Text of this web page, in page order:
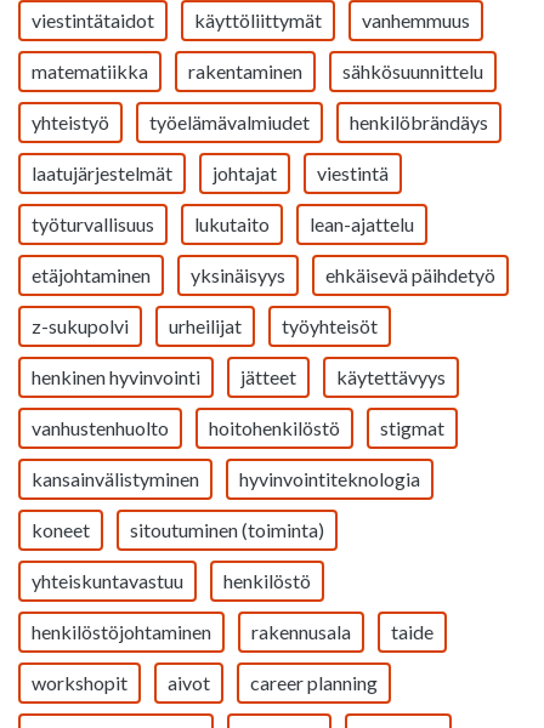
viestintätaidot käyttöliittymät vanhemmuus
matematiikka rakentaminen sähkösuunnittelu
yhteistyö työelämävalmiudet henkilöbrändäys
laatujärjestelmät johtajat viestintä
työturvallisuus lukutaito lean-ajattelu
etäjohtaminen yksinäisyys ehkäisevä päihdetyö
z-sukupolvi urheilijat työyhteisöt
henkinen hyvinvointi jätteet käytettävyys
vanhustenhuolto hoitohenkilöstö stigmat
kansainvälistyminen hyvinvointiteknologia
koneet sitoutuminen (toiminta)
yhteiskuntavastuu henkilöstö
henkilöstöjohtaminen rakennusala taide
workshopit aivot career planning